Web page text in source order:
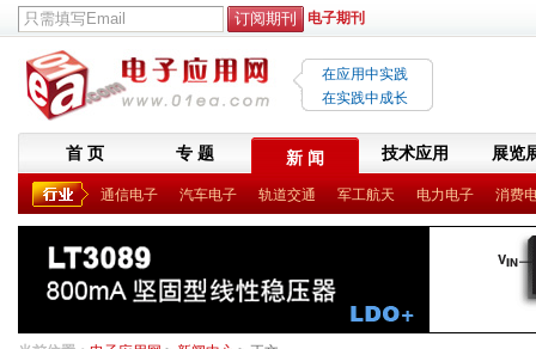
电子期刊
在应用中实践
在实践中成长
首 页 专 题 新 闻 技术应用 展览
通信电子 汽车电子 轨道交通 军工航天 电力电子 消费